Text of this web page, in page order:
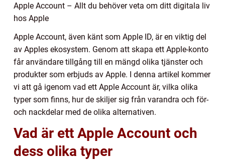
Apple Account – Allt du behöver veta om ditt digitala liv
hos Apple
Apple Account, även känt som Apple ID, är en viktig del
av Apples ekosystem. Genom att skapa ett Apple-konto
får användare tillgång till en mängd olika tjänster och
produkter som erbjuds av Apple. I denna artikel kommer
vi att gå igenom vad ett Apple Account är, vilka olika
typer som finns, hur de skiljer sig från varandra och för-
och nackdelar med de olika alternativen.
Vad är ett Apple Account och
dess olika typer